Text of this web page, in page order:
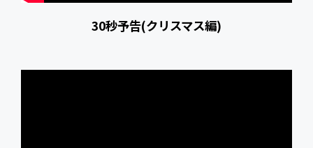
30秒予告(クリスマス編)